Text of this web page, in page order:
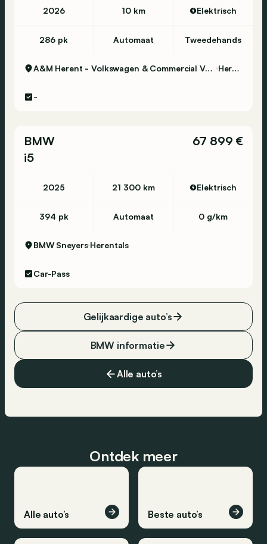
2026 10 km Elektrisch
286 pk Automaat Tweedehands
A&M Herent - Volkswagen & Commercial Vehicles Herent
-
BMW
i5
67 899 €
2025 21 300 km Elektrisch
394 pk Automaat 0 g/km
BMW Sneyers Herentals
Car-Pass
Alle auto’s
BMW informatie
Gelijkaardige auto’s
Ontdek meer
Alle auto’s Beste auto’s